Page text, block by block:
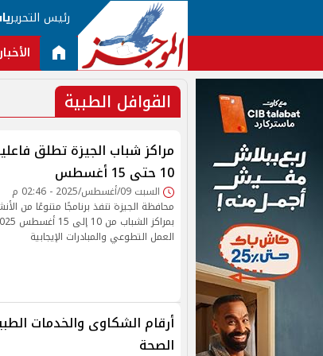
رئيس التحرير
القوافل الطبية
مراكز شباب الجيزة تطلق
10 حتى 15 أغسطس
السبت 09/أغسطس/2025 - 02:46 م
محافظة الجيزة تنفذ برنامجًا متنوعًا من
العمل التطوعي والمبادرات الإيجابية
أرقام الشكاوى والخدمات
الصحة